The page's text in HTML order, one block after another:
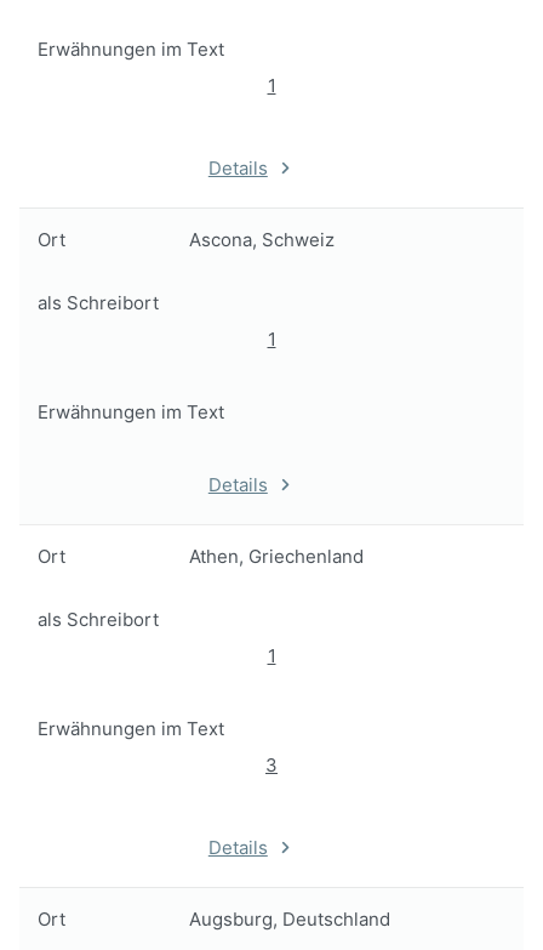
Erwähnungen im Text
1
Details
Ort Ascona, Schweiz
als Schreibort
1
Erwähnungen im Text
Details
Ort Athen, Griechenland
als Schreibort
1
Erwähnungen im Text
3
Details
Ort Augsburg, Deutschland